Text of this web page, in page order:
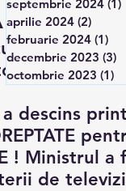
al
în
descins
! Ministrul a
de
septembrie 2024 (1)
aprilie 2024 (2)
februarie 2024 (1) 1
decembrie 2023 (3)
octombrie 2023 (1)